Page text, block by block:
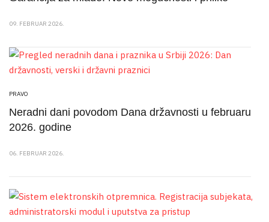
09. FEBRUAR 2026.
PRAVO
Neradni dani povodom Dana državnosti u februaru
2026. godine
06. FEBRUAR 2026.